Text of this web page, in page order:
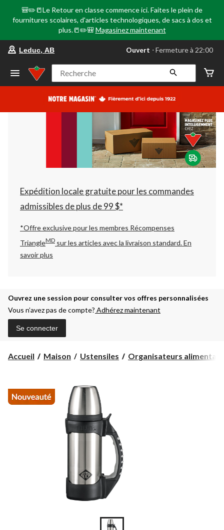
🎒✏️📒Le Retour en classe commence ici. Faites le plein de
fournitures scolaires, d'articles technologiques, de sacs à dos et
plus.📒✏️🎒 Magasinez maintenant
votre
préféré
Leduc,
AB,
courament
Fermeture
à
22:00
cliquer
pour
changer
Leduc, AB Ouvert ⋅ Fermeture à 22:00
Recherche
Expédition locale gratuite pour les commandes
admissibles de plus de 99 $*
*Offre exclusive pour les membres Récompenses
TriangleMD sur les articles avec la livraison standard.En
savoir plus
Ouvrez une session pour consulter vos offres personnalisées
Vous n’avez pas de compte? Adhérez maintenant
Se connecter
Accueil Maison Ustensiles Organisateurs